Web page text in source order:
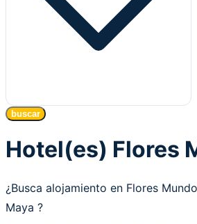
buscar
Hotel(es) Flores
¿Busca alojamiento en Flores
Maya ?